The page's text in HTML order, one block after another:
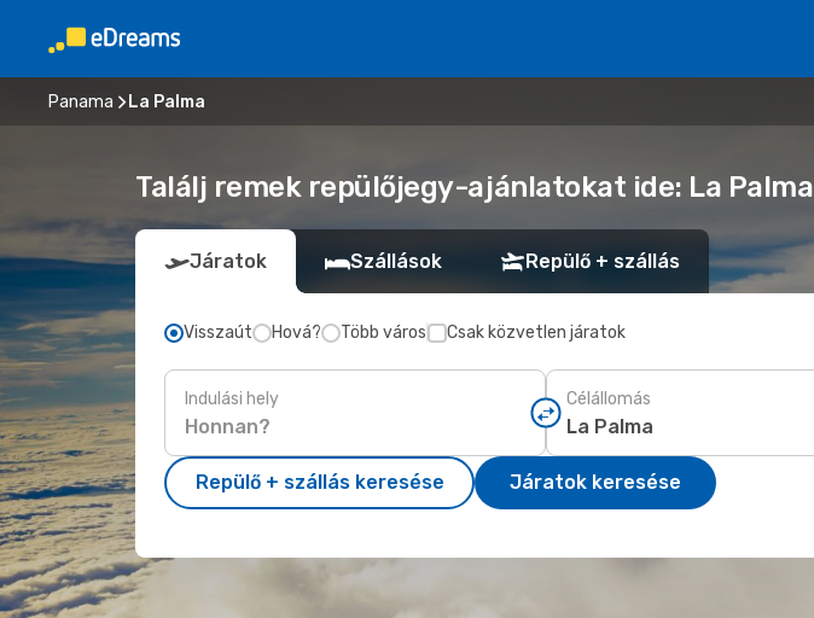
Panama La Palma
Találj remek repülőjegy-ajánlatokat ide: La Palma
Járatok Szállások Repülő + szállás
Visszaút Hová? Több város Csak közvetlen járatok
Indulási hely Célállomás
Repülő + szállás keresése Járatok keresése